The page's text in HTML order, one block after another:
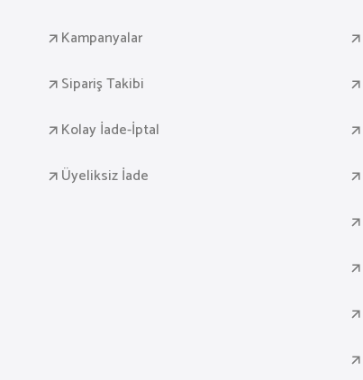
Kampanyalar
Sipariş Takibi
Kolay İade-İptal
Üyeliksiz İade